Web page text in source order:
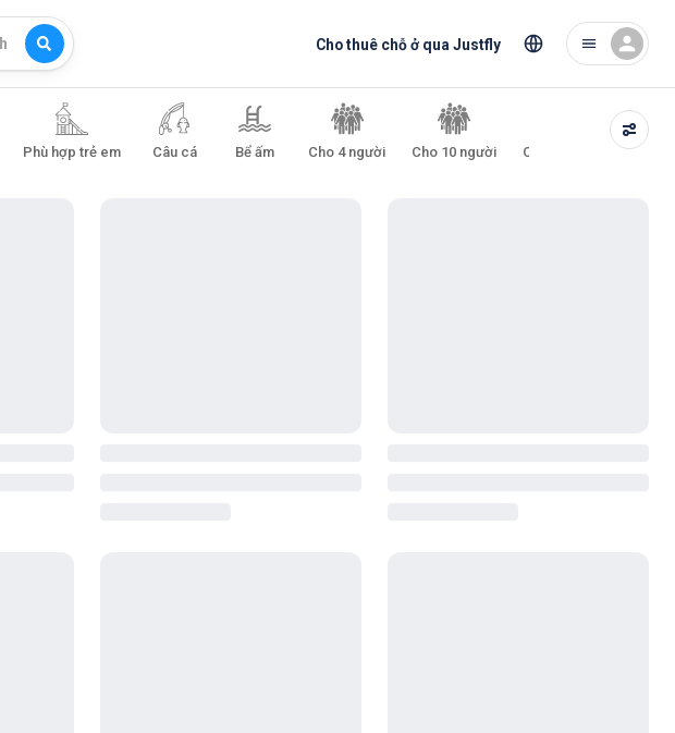
Cho thuê chỗ ở qua Justfly
Phù hợp trẻ em Câu cá Bể ấm Cho 4 người Cho 10 người Cho 15 người Cho